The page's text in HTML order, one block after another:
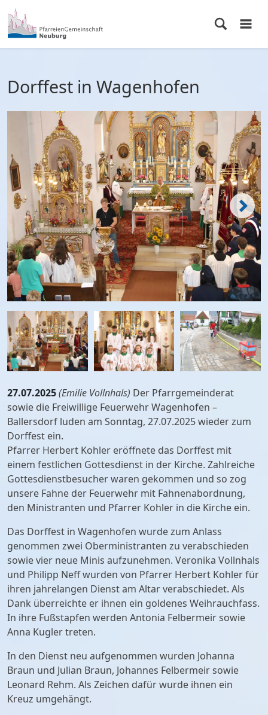
Dorffest in Wagenhofen
27.07.2025(Emilie Vollnhals) Der Pfarrgemeinderat
sowie die Freiwillige Feuerwehr Wagenhofen –
Ballersdorf luden am Sonntag, 27.07.2025 wieder zum
Dorffest ein.
Pfarrer Herbert Kohler eröffnete das Dorffest mit
einem festlichen Gottesdienst in der Kirche. Zahlreiche
Gottesdienstbesucher waren gekommen und so zog
unsere Fahne der Feuerwehr mit Fahnenabordnung,
den Ministranten und Pfarrer Kohler in die Kirche ein.
Das Dorffest in Wagenhofen wurde zum Anlass
genommen zwei Oberministranten zu verabschieden
sowie vier neue Minis aufzunehmen. Veronika Vollnhals
und Philipp Neff wurden von Pfarrer Herbert Kohler für
ihren jahrelangen Dienst am Altar verabschiedet. Als
Dank überreichte er ihnen ein goldenes Weihrauchfass.
In ihre Fußstapfen werden Antonia Felbermeir sowie
Anna Kugler treten.
In den Dienst neu aufgenommen wurden Johanna
Braun und Julian Braun, Johannes Felbermeir sowie
Leonard Rehm. Als Zeichen dafür wurde ihnen ein
Kreuz umgehängt.